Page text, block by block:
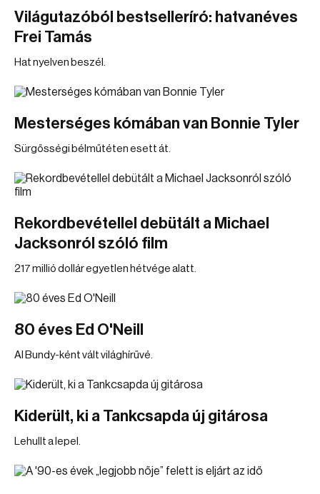
Világutazóból bestselleríró: hatvanéves
Frei Tamás
Hat nyelven beszél.
Mesterséges kómában van Bonnie Tyler
Sürgősségi bélműtéten esett át.
Rekordbevétellel debütált a Michael
Jacksonról szóló film
217 millió dollár egyetlen hétvége alatt.
80 éves Ed O'Neill
Al Bundy-ként vált világhírűvé.
Kiderült, ki a Tankcsapda új gitárosa
Lehullt a lepel.